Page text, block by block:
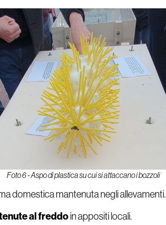
Foto 6 - Aspo di plastica su cui si attaccano i bozzoli
domestica mantenuta negli allevamenti.
al freddoin appositi locali.